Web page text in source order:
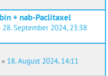
+ nab-Paclitaxel
28. September 2024, 23:38
« 18. August 2024, 14:11